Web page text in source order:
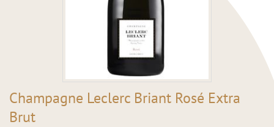
Champagne Leclerc Briant Rosé Extra
Brut